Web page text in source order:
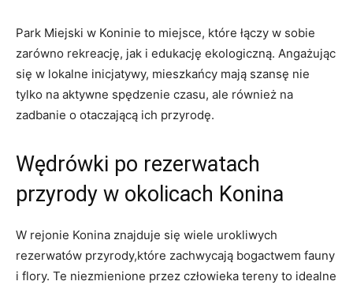
Park ‍Miejski w Koninie to miejsce, które łączy w sobie
zarówno rekreację, jak i edukację ekologiczną. Angażując
się ⁢w lokalne inicjatywy, mieszkańcy​ mają ⁣szansę⁣ nie
tylko na aktywne spędzenie czasu, ale‌ również na
zadbanie o otaczającą ich przyrodę.
Wędrówki po rezerwatach‌
przyrody w okolicach Konina
W rejonie Konina znajduje ⁢się wiele ‌urokliwych
rezerwatów przyrody,które⁣ zachwycają bogactwem‍ fauny
i​ flory.⁢ Te ​niezmienione przez człowieka tereny to idealne